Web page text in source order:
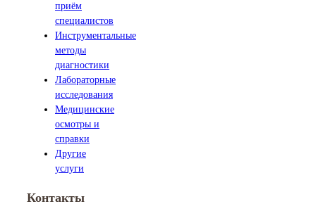
приём
специалистов
Инструментальные
методы
диагностики
Лабораторные
исследования
Медицинские
осмотры и
справки
Другие
услуги
Контакты